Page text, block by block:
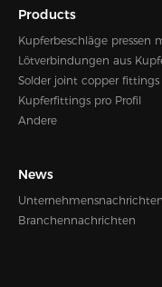
Products
Kupferbeschläge pressen
Lötverbindungen aus
Solder joint copper fittings
Kupferfittings pro Profil
Andere
News
Unternehmensnachrichten
Branchennachrichten